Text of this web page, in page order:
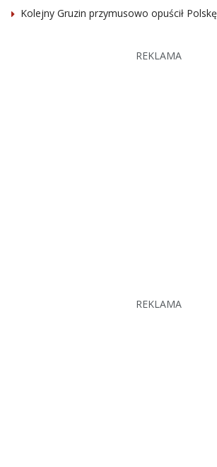
Kolejny Gruzin przymusowo opuścił Polskę
REKLAMA
REKLAMA